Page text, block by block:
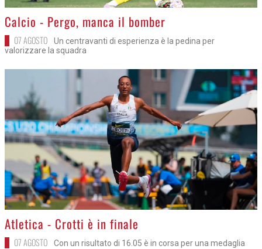
>
Calcio - Pergo, manca il bomber
07 AGOSTO
Un centravanti di esperienza è la pedina per
valorizzare la squadra
>
Atletica - Crotti è in finale
07 AGOSTO Con un risultato di 16.05 è in corsa per una medaglia